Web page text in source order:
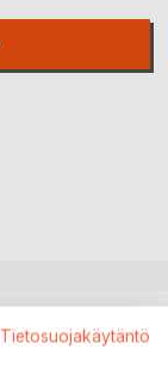
Tietosuojakäytäntö